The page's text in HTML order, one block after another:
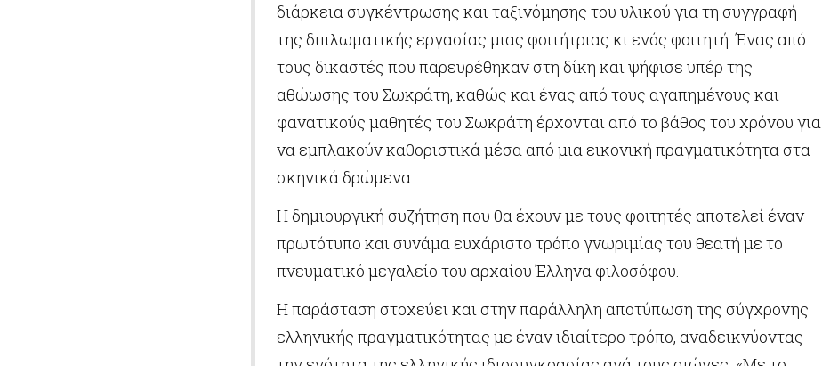
διάρκεια συγκέντρωσης και ταξινόμησης του υλικού για τη συγγραφή
της διπλωματικής εργασίας μιας φοιτήτριας κι ενός φοιτητή. Ένας από
τους δικαστές που παρευρέθηκαν στη δίκη και ψήφισε υπέρ της
αθώωσης του Σωκράτη, καθώς και ένας από τους αγαπημένους και
φανατικούς μαθητές του Σωκράτη έρχονται από το βάθος του χρόνου για
να εμπλακούν καθοριστικά μέσα από μια εικονική πραγματικότητα στα
σκηνικά δρώμενα.
Η δημιουργική συζήτηση που θα έχουν με τους φοιτητές αποτελεί έναν
πρωτότυπο και συνάμα ευχάριστο τρόπο γνωριμίας του θεατή με το
πνευματικό μεγαλείο του αρχαίου Έλληνα φιλοσόφου.
Η παράσταση στοχεύει και στην παράλληλη αποτύπωση της σύγχρονης
ελληνικής πραγματικότητας με έναν ιδιαίτερο τρόπο, αναδεικνύοντας